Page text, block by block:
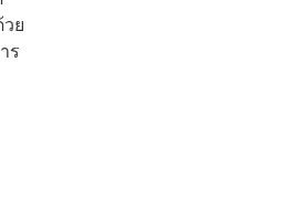
ย
ร